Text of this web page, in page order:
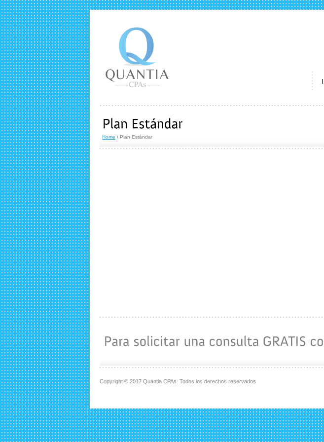
Home \ Plan Estándar
Copyright © 2017 Quantia CPAs. Todos los derechos reservados